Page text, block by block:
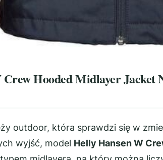
Hooded Midlayer
outdoor, która sprawdzi się w
wyjść, model Helly Hansen W